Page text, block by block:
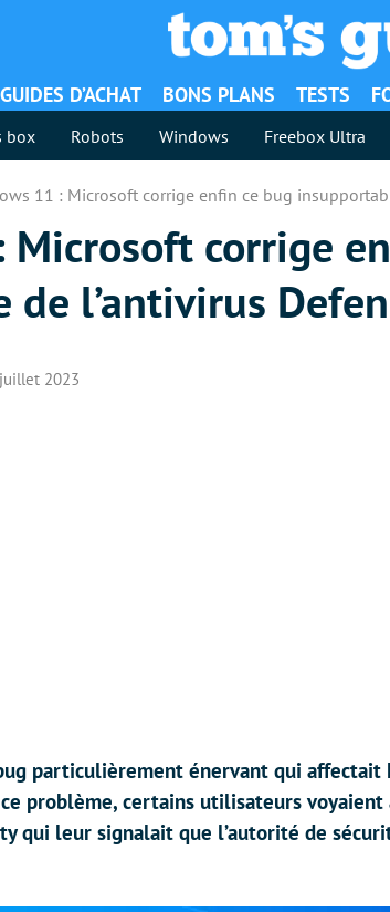
GUIDES D’ACHAT BONS PLANS TESTS
box Robots Windows Freebox Ultra
11 : Microsoft corrige enfin ce bug
corrige
l’antivirus
2023
particulièrement énervant qui affectait
problème, certains utilisateurs
qui leur signalait que l’autorité de